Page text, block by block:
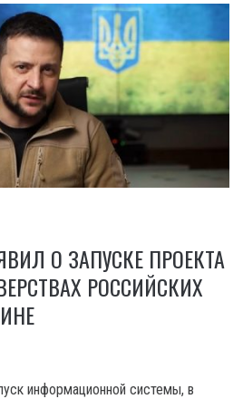
О ЗАПУСКЕ ПРОЕКТА
РОССИЙСКИХ
информационной системы, в